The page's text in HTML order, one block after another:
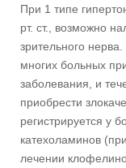
При 1 типе
рт. ст., возможно
зрительного
многих больных
заболевания, и
приобрести
регистрируется у
катехоламинов (при
лечении